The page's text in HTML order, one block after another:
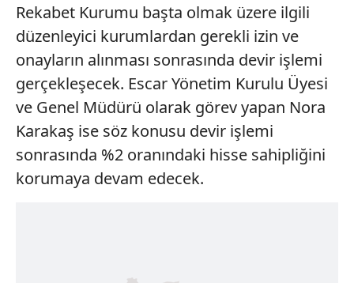
Rekabet Kurumu başta olmak üzere ilgili
düzenleyici kurumlardan gerekli izin ve
onayların alınması sonrasında devir işlemi
gerçekleşecek. Escar Yönetim Kurulu Üyesi
ve Genel Müdürü olarak görev yapan Nora
Karakaş ise söz konusu devir işlemi
sonrasında %2 oranındaki hisse sahipliğini
korumaya devam edecek.